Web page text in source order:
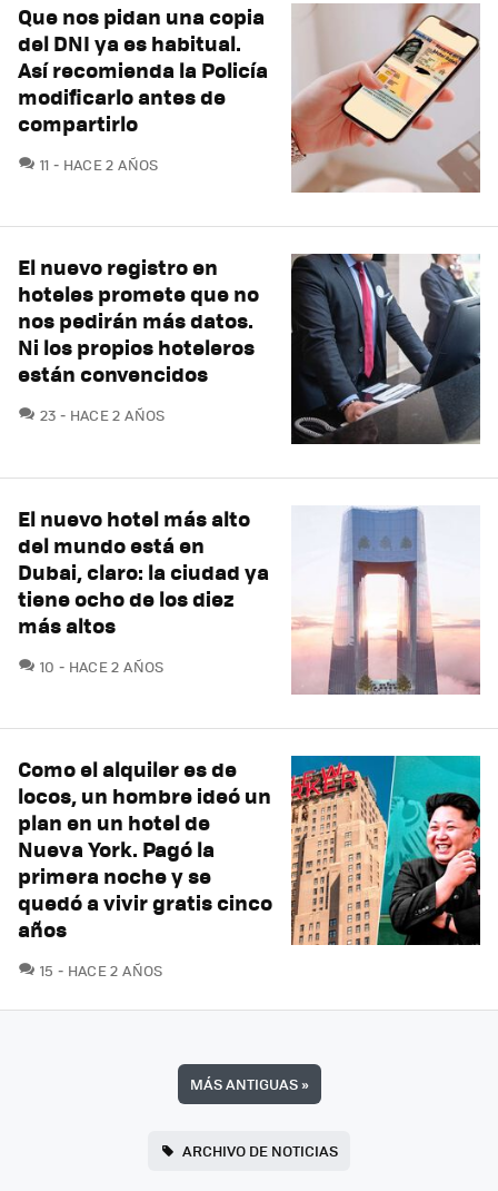
Que nos pidan una copia
del DNI ya es habitual.
Así recomienda la Policía
modificarlo antes de
compartirlo
11 COMENTARIOS
HACE 2 AÑOS
El nuevo registro en
hoteles promete que no
nos pedirán más datos.
Ni los propios hoteleros
están convencidos
23 COMENTARIOS
HACE 2 AÑOS
El nuevo hotel más alto
del mundo está en
Dubai, claro: la ciudad ya
tiene ocho de los diez
más altos
10 COMENTARIOS
HACE 2 AÑOS
Como el alquiler es de
locos, un hombre ideó un
plan en un hotel de
Nueva York. Pagó la
primera noche y se
quedó a vivir gratis cinco
años
15 COMENTARIOS
HACE 2 AÑOS
MÁS ANTIGUAS»
ARCHIVO DE NOTICIAS